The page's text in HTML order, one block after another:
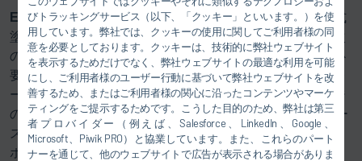
びトラッキングサービス（以下、「クッキー」といいます。）を使
用しています。弊社では、クッキーの使用に関してご利用者様の同
意を必要としております。クッキーは、技術的に弊社ウェブサイト
を表示するためだけでなく、弊社ウェブサイトの最適な利用を可能
にし、ご利用者様のユーザー行動に基づいて弊社ウェブサイトを改
善するため、またはご利用者様の関心に沿ったコンテンツやマーケ
ティングをご提示するためです。こうした目的のため、弊社は第三
者プロバイダー（例えば、Salesforce、LinkedIn、Google、
Microsoft、Piwik PRO）と協業しています。また、これらのパート
ナーを通じて、他のウェブサイトで広告が表示される場合がありま
EcoSupply P Core はPigging技術を採用したモジュール式
塗料供給システムです。従来の塗料供給システムでは、次
の色を充填する前にホースを洗剤と圧縮空気で洗浄する必
要がありました。このため、カラーチェンジャーとスプレ
ーガン間のホースの長さと直径に応じて、カラーチェンジ
のロスが増加します。この問題を解決するためDürr はホー
スを洗浄するためゴム栓の一種であるPIGを使用するコン
ポーネントを提供しています。PIGは塗料を元の容器に戻